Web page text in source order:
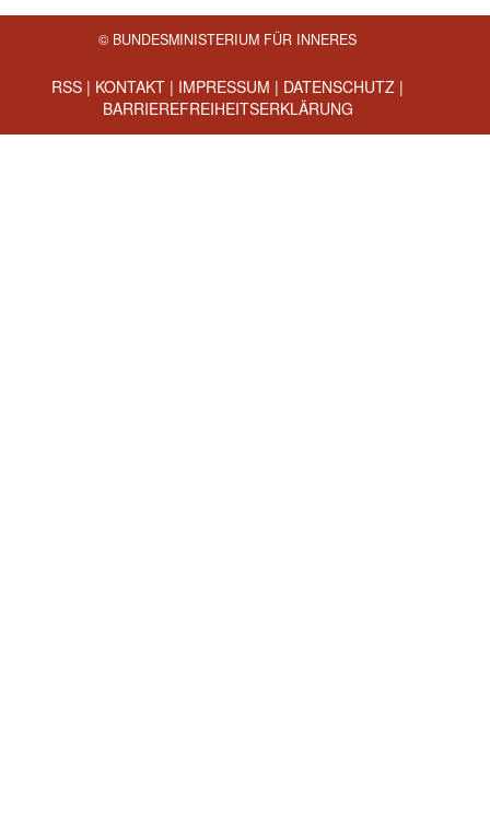
© BUNDESMINISTERIUM FÜR INNERES
RSS | KONTAKT | IMPRESSUM | DATENSCHUTZ |
BARRIEREFREIHEITSERKLÄRUNG